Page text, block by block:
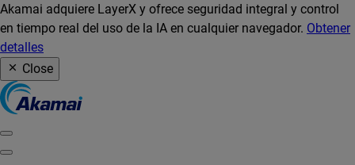
Akamai adquiere LayerX y ofrece seguridad integral y control
en tiempo real del uso de la IA en cualquier navegador. Obtener
detalles
Close